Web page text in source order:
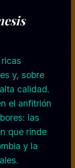
y, sobre
calidad.
el anfitrión
las
que rinde
y la